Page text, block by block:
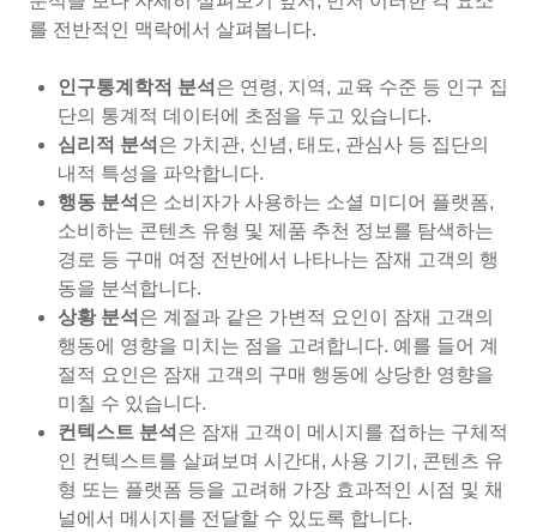
를 전반적인 맥락에서 살펴봅니다.
인구통계학적 분석 은 연령, 지역, 교육 수준 등 인구 집
단의 통계적 데이터에 초점을 두고 있습니다.
심리적 분석 은 가치관, 신념, 태도, 관심사 등 집단의
내적 특성을 파악합니다.
행동 분석 은 소비자가 사용하는 소셜 미디어 플랫폼,
소비하는 콘텐츠 유형 및 제품 추천 정보를 탐색하는
경로 등 구매 여정 전반에서 나타나는 잠재 고객의 행
동을 분석합니다.
상황 분석 은 계절과 같은 가변적 요인이 잠재 고객의
행동에 영향을 미치는 점을 고려합니다. 예를 들어 계
절적 요인은 잠재 고객의 구매 행동에 상당한 영향을
미칠 수 있습니다.
컨텍스트 분석 은 잠재 고객이 메시지를 접하는 구체적
인 컨텍스트를 살펴보며 시간대, 사용 기기, 콘텐츠 유
형 또는 플랫폼 등을 고려해 가장 효과적인 시점 및 채
널에서 메시지를 전달할 수 있도록 합니다.